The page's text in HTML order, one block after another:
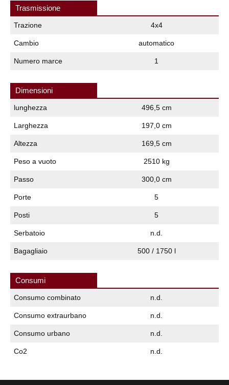
Trasmissione
Trazione 4x4
Cambio automatico
Numero marce 1
Dimensioni
lunghezza 496,5 cm
Larghezza 197,0 cm
Altezza 169,5 cm
Peso a vuoto 2510 kg
Passo 300,0 cm
Porte 5
Posti 5
Serbatoio n.d.
Bagagliaio 500 / 1750 l
Consumi
Consumo combinato n.d.
Consumo extraurbano n.d.
Consumo urbano n.d.
Co2 n.d.